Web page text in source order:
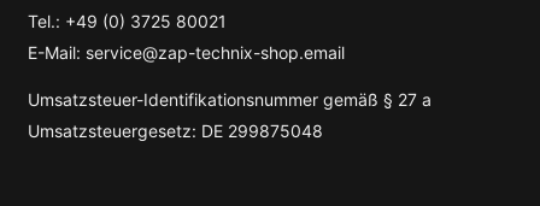
Tel.: +49 (0) 3725 80021
E-Mail: service@zap-technix-shop.email
Umsatzsteuer-Identifikationsnummer gemäß § 27 a
Umsatzsteuergesetz: DE 299875048